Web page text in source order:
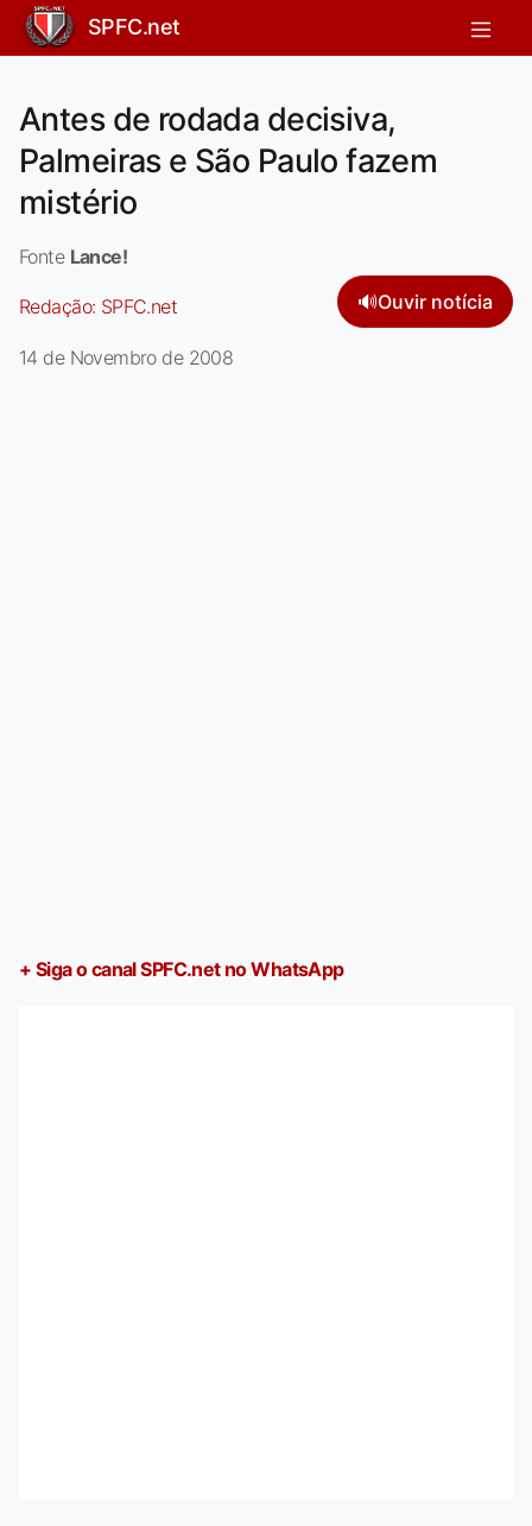
SPFC.net
Antes de rodada decisiva,
Palmeiras e São Paulo fazem
mistério
Fonte Lance!
Redação: SPFC.net 🔊Ouvir notícia
14 de Novembro de 2008
+ Siga o canal SPFC.net no WhatsApp